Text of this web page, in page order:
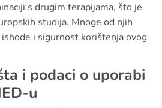
s drugim terapijama, što je
studija. Mnoge od njih
i sigurnost korištenja ovog
i podaci o uporabi
u